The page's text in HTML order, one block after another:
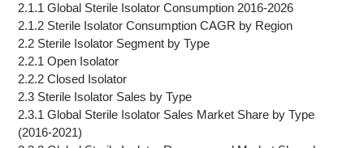
2.1.1 Global Sterile Isolator Consumption 2016-2026
2.1.2 Sterile Isolator Consumption CAGR by Region
2.2 Sterile Isolator Segment by Type
2.2.1 Open Isolator
2.2.2 Closed Isolator
2.3 Sterile Isolator Sales by Type
2.3.1 Global Sterile Isolator Sales Market Share by Type
(2016-2021)